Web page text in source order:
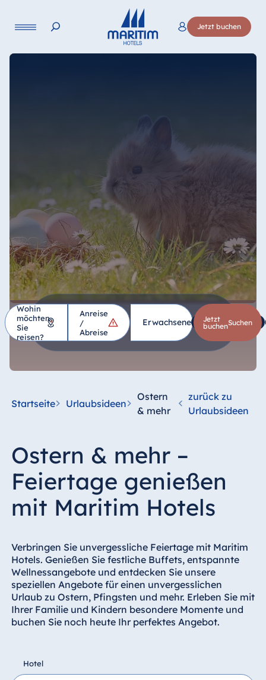
Jetzt buchen
Wohin
möchten
Sie
reisen?
*
Hotel
Hotel Bad
Wildungen
proArte Hotel
Berlin
Hotel Bonn
Hotel Dresden
Hotel Düsseldorf
Hotel Frankfurt
Hotel am
Schlossgarten
Hannover
Anreise
/
Abreise
Erwachsene 1 Kinder
Jetzt
buchen suchen
Startseite Urlaubsideen
Ostern
& mehr
zurück zu
Urlaubsideen
Ostern & mehr –
Feiertage genießen
mit Maritim Hotels
Verbringen Sie unvergessliche Feiertage mit Maritim
Hotels. Genießen Sie festliche Buffets, entspannte
Wellnessangebote und entdecken Sie unsere
speziellen Angebote für einen unvergesslichen
Urlaub zu Ostern, Pfingsten und mehr. Erleben Sie mit
Ihrer Familie und Kindern besondere Momente und
buchen Sie noch heute Ihr perfektes Angebot.
Hotel